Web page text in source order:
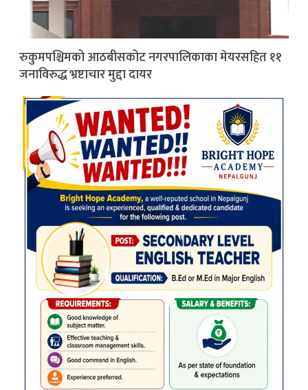
रुकुमपश्चिमको आठबीसकोट नगरपालिकाका मेयरसहित ११
जनाविरुद्ध भ्रष्टाचार मुद्दा दायर